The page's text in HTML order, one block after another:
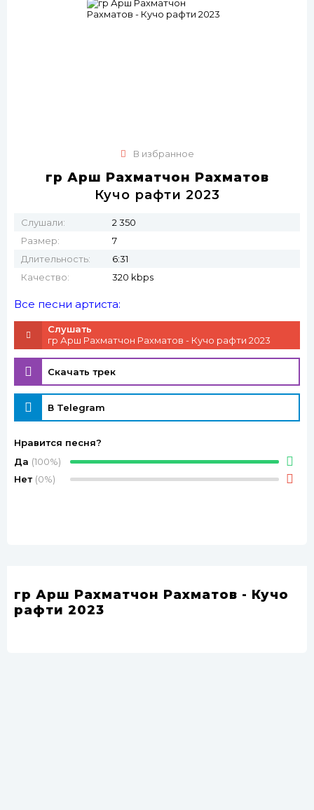
В избранное
гр Арш Рахматчон Рахматов
Кучо рафти 2023
Слушали:
2 350
Размер:
7
Длительность:
6:31
Качество:
320 kbps
Все песни артиста:
Слушать
гр Арш Рахматчон Рахматов - Кучо рафти 2023
Скачать трек
В Telegram
Нравится песня?
Да (100%)
Нет (0%)
гр Арш Рахматчон Рахматов - Кучо
рафти 2023